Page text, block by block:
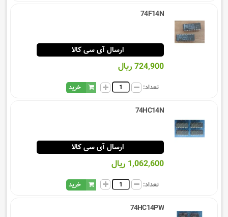
74F14N
ارسال آی سی کالا
724,900 ریال
تعداد: خرید
74HC14N
ارسال آی سی کالا
1,062,600 ریال
تعداد: خرید
74HC14PW